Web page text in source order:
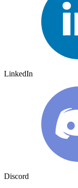
LinkedIn
Discord